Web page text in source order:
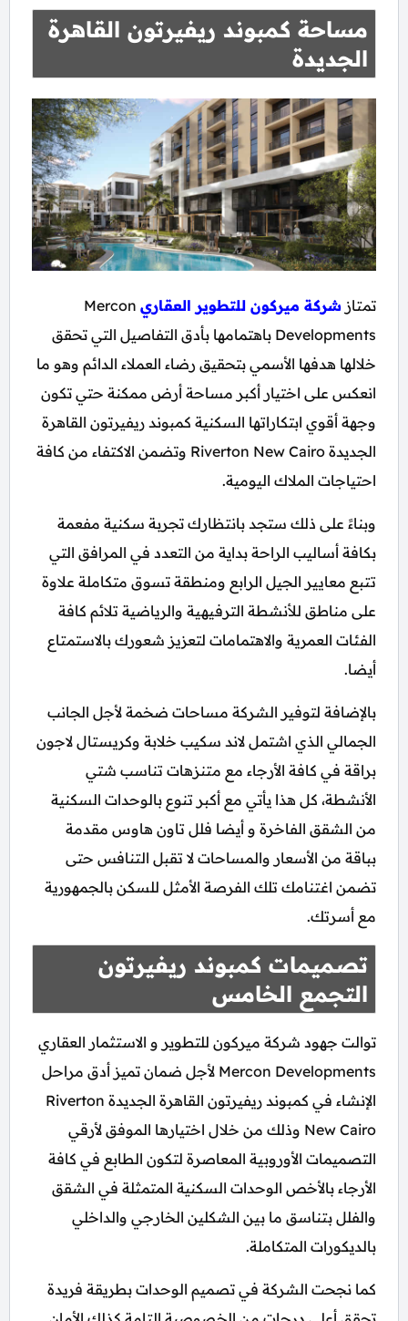
مساحة كمبوند ريفيرتون القاهرة
الجديدة
تمتاز شركة ميركون للتطوير العقاري Mercon
Developments باهتمامها بأدق التفاصيل التي تحقق
خلالها هدفها الأسمي بتحقيق رضاء العملاء الدائم وهو ما
انعكس على اختيار أكبر مساحة أرض ممكنة حتي تكون
وجهة أقوي ابتكاراتها السكنية كمبوند ريفيرتون القاهرة
الجديدة Riverton New Cairo وتضمن الاكتفاء من كافة
احتياجات الملاك اليومية.
وبناءً على ذلك ستجد بانتظارك تجربة سكنية مفعمة
بكافة أساليب الراحة بداية من التعدد في المرافق التي
تتبع معايير الجيل الرابع ومنطقة تسوق متكاملة علاوة
على مناطق للأنشطة الترفيهية والرياضية تلائم كافة
الفئات العمرية والاهتمامات لتعزيز شعورك بالاستمتاع
أيضا.
بالإضافة لتوفير الشركة مساحات ضخمة لأجل الجانب
الجمالي الذي اشتمل لاند سكيب خلابة وكريستال لاجون
براقة في كافة الأرجاء مع متنزهات تناسب شتي
الأنشطة، كل هذا يأتي مع أكبر تنوع بالوحدات السكنية
من الشقق الفاخرة و أيضا فلل تاون هاوس مقدمة
بباقة من الأسعار والمساحات لا تقبل التنافس حتى
تضمن اغتنامك تلك الفرصة الأمثل للسكن بالجمهورية
مع أسرتك.
تصميمات كمبوند ريفيرتون
التجمع الخامس
توالت جهود شركة ميركون للتطوير و الاستثمار العقاري
Mercon Developments لأجل ضمان تميز أدق مراحل
الإنشاء في كمبوند ريفيرتون القاهرة الجديدة Riverton
New Cairo وذلك من خلال اختيارها الموفق لأرقي
التصميمات الأوروبية المعاصرة لتكون الطابع في كافة
الأرجاء بالأخص الوحدات السكنية المتمثلة في الشقق
والفلل بتناسق ما بين الشكلين الخارجي والداخلي
بالديكورات المتكاملة.
كما نجحت الشركة في تصميم الوحدات بطريقة فريدة